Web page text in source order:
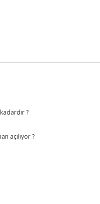
?
açılıyor ?